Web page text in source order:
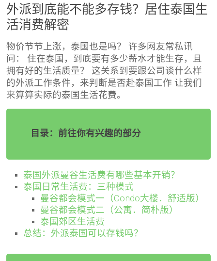
外派到底能不能多存钱？居住泰国生
活消费解密
物价节节上涨，泰国也是吗？ 许多网友常私讯
问： 住在泰国，到底要有多少薪水才能生存，且
拥有好的生活质量？ 这关系到要跟公司谈什么样
的外派工作条件，来判断是否赴泰国工作 让我们
来算算实际的泰国生活花费。
目录：前往你有兴趣的部分
泰国外派曼谷生活费有哪些基本开销？
泰国日常生活费：三种模式
曼谷都会模式一（Condo大楼．舒适版）
曼谷都会模式二（公寓．简朴版）
泰国郊区生活费
总结：外派泰国可以存钱吗？